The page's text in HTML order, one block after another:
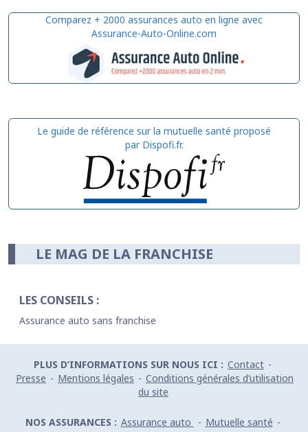
Comparez + 2000 assurances auto en ligne avec
Assurance-Auto-Online.com
Le guide de référence sur la mutuelle santé proposé
par Dispofi.fr.
LE MAG DE LA FRANCHISE
LES CONSEILS :
Assurance auto sans franchise
PLUS D’INFORMATIONS SUR NOUS ICI : Contact -
Presse - Mentions légales - Conditions générales d’utilisation
du site
NOS ASSURANCES : Assurance auto - Mutuelle santé -